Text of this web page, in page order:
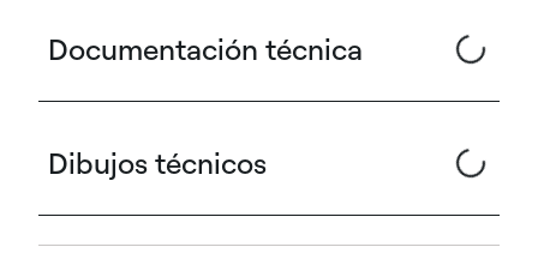
Documentación técnica
Dibujos técnicos